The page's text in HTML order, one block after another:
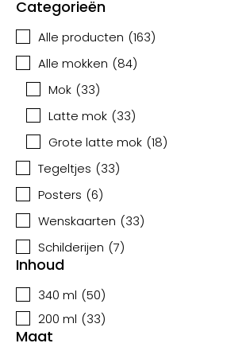
Categorieën
Alle producten (163)
Alle mokken (84)
Mok (33)
Latte mok (33)
Grote latte mok (18)
Tegeltjes (33)
Posters (6)
Wenskaarten (33)
Schilderijen (7)
Inhoud
340 ml (50)
200 ml (33)
Maat